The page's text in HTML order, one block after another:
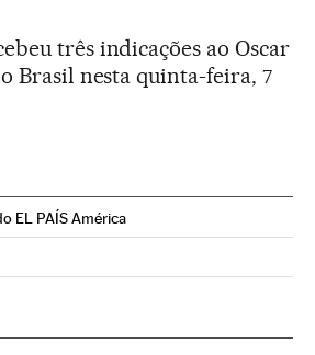
três indicações ao Oscar
Brasil nesta quinta-feira, 7
EL PAÍS América
en Twitteren Instagram
Brasil en Facebook